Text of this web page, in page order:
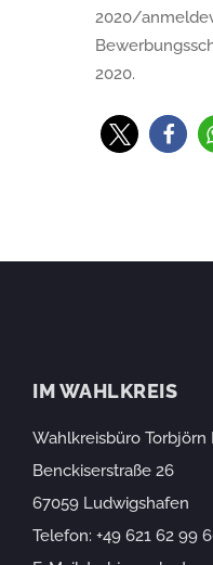
2020/
2020.
IM WAHLKREIS
Wahlkreisbüro Torbjörn
Benckiserstraße 26
67059 Ludwigshafen
Telefon: +49 621 62 99